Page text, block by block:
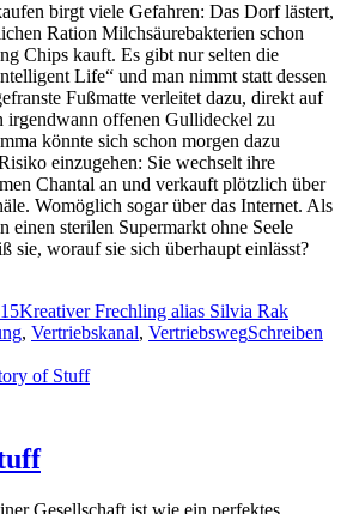
birgt viele Gefahren: Das Dorf lästert,
Ration Milchsäurebakterien schon
Chips kauft. Es gibt nur selten die
Life“ und man nimmt statt dessen
Fußmatte verleitet dazu, direkt auf
irgendwann offenen Gullideckel zu
könnte sich schon morgen dazu
einzugehen: Sie wechselt ihre
Chantal an und verkauft plötzlich über
Womöglich sogar über das Internet. Als
einen sterilen Supermarkt ohne Seele
sie, worauf sie sich überhaupt einlässt?
Autor
Kreativer Frechling alias Silvia Rak
, Vertriebskanal, VertriebswegSchreiben
Gesellschaft ist wie ein perfektes